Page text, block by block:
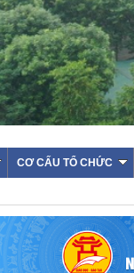
CƠ CẤU TỔ CHỨC